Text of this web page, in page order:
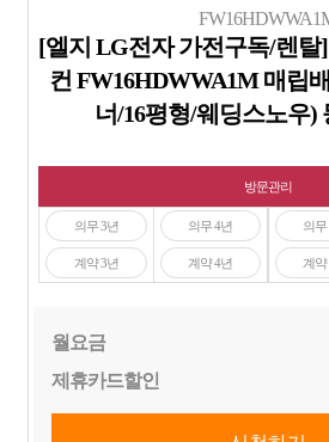
[엘지 LG전자 가전구독/렌탈
컨 FW16HDWWA1M 매립
너/16평형/웨딩스노우)
방문관리
의무 3년
계약 3년
의무 4년
계약 4년
의무
계약
월요금
제휴카드할인